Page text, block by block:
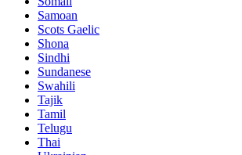
Samoan
Scots Gaelic
Shona
Sindhi
Sundanese
Swahili
Tajik
Tamil
Telugu
Thai